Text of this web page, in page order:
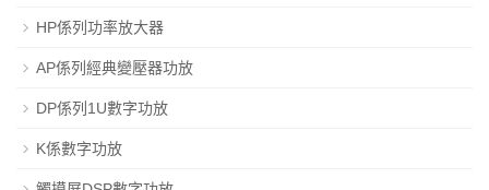
HP係列功率放大器
AP係列經典變壓器功放
DP係列1U數字功放
K係數字功放